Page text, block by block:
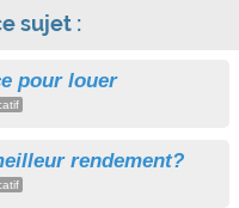
sujet :
pour louer
rendement?